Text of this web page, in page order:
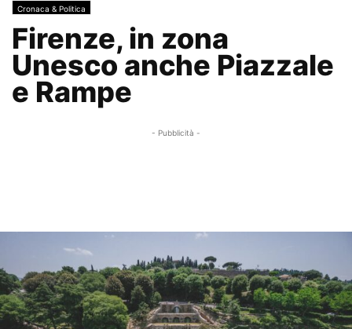
Cronaca & Politica
Firenze, in zona
Unesco anche Piazzale
e Rampe
- Pubblicità -